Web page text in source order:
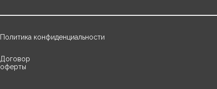
Политика конфиденциальности
Договор
оферты